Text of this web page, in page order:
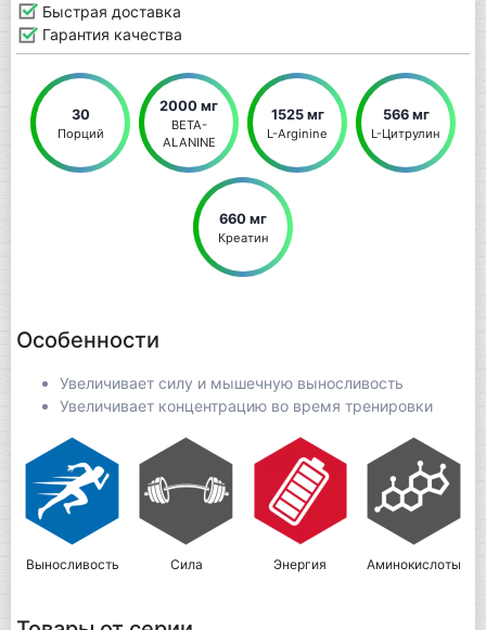
Быстрая доставка
Гарантия качества
30
Порций
2000 мг
BETA-
ALANINE
1525 мг
L-Arginine
566 мг
L-Цитрулин
660 мг
Креатин
Особенности
Увеличивает силу и мышечную выносливость
Увеличивает концентрацию во время тренировки
Выносливость Сила Энергия Аминокислоты